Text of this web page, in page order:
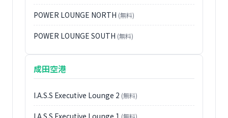
POWER LOUNGE NORTH (無料)
POWER LOUNGE SOUTH (無料)
成田空港
I.A.S.S Executive Lounge 2 (無料)